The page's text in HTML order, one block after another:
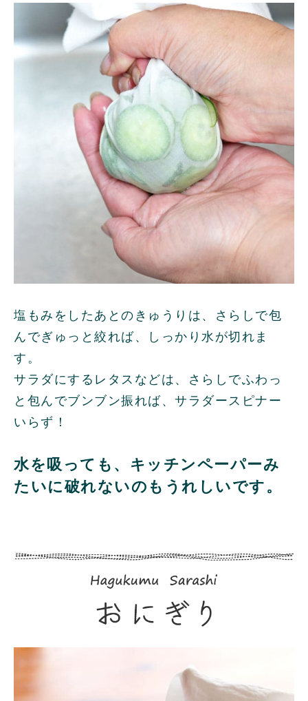
塩もみをしたあとのきゅうりは、さらしで包
んでぎゅっと絞れば、しっかり水が切れま
す。
サラダにするレタスなどは、さらしでふわっ
と包んでブンブン振れば、サラダースピナー
いらず！
水を吸っても、キッチンペーパーみ
たいに破れないのもうれしいです。